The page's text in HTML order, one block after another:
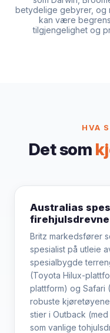
betydelige gebyrer, og
kan være
tilgjengelighet og
HVA
Det som
Australias
Britz markedsfører
spesialist på utleie
spesialbygde
(Toyota Hilux-
plattform) og Safari
robuste
stier i Outback
som vanlige